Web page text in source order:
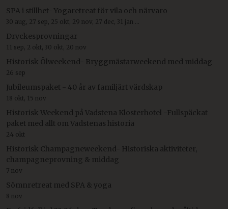
SPA i stillhet- Yogaretreat för vila och närvaro
30 aug, 27 sep, 25 okt, 29 nov, 27 dec, 31 jan ...
Dryckesprovningar
11 sep, 2 okt, 30 okt, 20 nov
Historisk Ölweekend- Bryggmästarweekend med middag
26 sep
Jubileumspaket - 40 år av familjärt värdskap
18 okt, 15 nov
Historisk Weekend på Vadstena Klosterhotel -Fullspäckat
paket med allt om Vadstenas historia
24 okt
Historisk Champagneweekend- Historiska aktiviteter,
champagneprovning & middag
7 nov
Sömnretreat med SPA & yoga
8 nov